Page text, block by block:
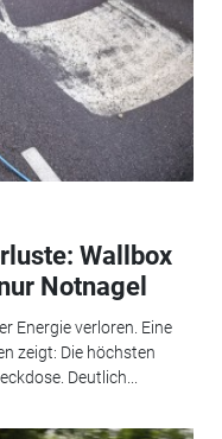
Wallbox
Notnagel
Energie verloren. Eine
zeigt: Die höchsten
Deutlich...